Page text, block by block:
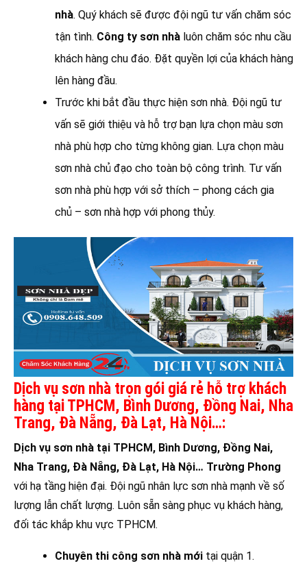
nhà. Quý khách sẽ được đội ngũ tư vấn chăm sóc
tận tình. Công ty sơn nhà luôn chăm sóc nhu cầu
khách hàng chu đáo. Đặt quyền lợi của khách hàng
lên hàng đầu.
Trước khi bắt đầu thực hiện sơn nhà. Đội ngũ tư
vấn sẽ giới thiệu và hỗ trợ bạn lựa chọn màu sơn
nhà phù hợp cho từng không gian. Lựa chọn màu
sơn nhà chủ đạo cho toàn bộ công trình. Tư vấn
sơn nhà phù hợp với sở thích – phong cách gia
chủ – sơn nhà hợp với phong thủy.
Dịch vụ sơn nhà trọn gói giá rẻ hỗ trợ khách
hàng tại TPHCM, Bình Dương, Đồng Nai, Nha
Trang, Đà Nẵng, Đà Lạt, Hà Nội…:
Dịch vụ sơn nhà tại TPHCM, Bình Dương, Đồng Nai,
Nha Trang, Đà Nẵng, Đà Lạt, Hà Nội… Trường Phong
với hạ tầng hiện đại. Đội ngũ nhân lực sơn nhà mạnh về số
lượng lẫn chất lượng. Luôn sẵn sàng phục vụ khách hàng,
đối tác khắp khu vực TPHCM.
Chuyên thi công sơn nhà mới tại quận 1.